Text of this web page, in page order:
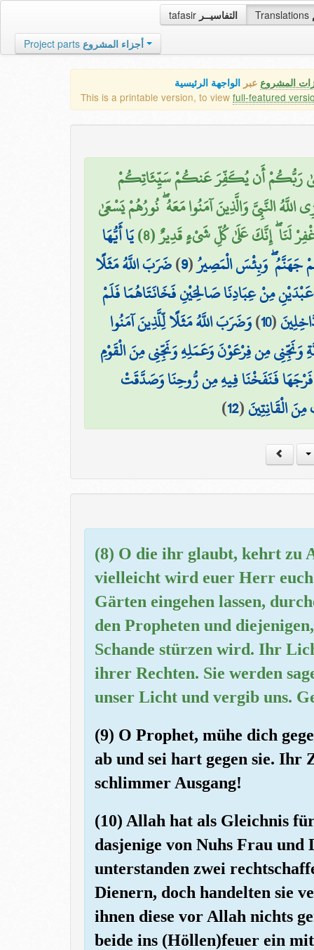
tafasir التفاسيــر Translations
Project parts أجزاء المشروع
المشروع عبر الواجهة الرئيسية
This is a printable version, to view full-featured
عَسَىٰ رَبُّكُمْ أَن يُكَفِّرَ عَنكُمْ سَيِّئَاتِكُمْ
النَّبِيَّ وَالَّذِينَ آمَنُوا مَعَهُ ۖ نُورُهُمْ يَسْعَىٰ
لَنَا ۖ إِنَّكَ عَلَىٰ كُلِّ شَيْءٍ قَدِيرٌ (8) يَا أَيُّهَا
جَهَنَّمُ ۖ وَبِئْسَ الْمَصِيرُ(
9
)ضَرَبَ اللَّهُ مَثَلًا
مِنْ عِبَادِنَا صَالِحَيْنِ فَخَانَتَاهُمَا فَلَمْ
(
10
)وَضَرَبَ اللَّهُ مَثَلًا لِّلَّذِينَ آمَنُوا
وَنَجِّنِي مِن فِرْعَوْنَ وَعَمَلِهِ وَنَجِّنِي مِنَ الْقَوْمِ
فَنَفَخْنَا فِيهِ مِن رُّوحِنَا وَصَدَّقَتْ
الْقَانِتِينَ(
12
)
(8) O die ihr glaubt, kehrt zu
vielleicht wird euer Herr
Gärten eingehen lassen,
den Propheten und
Schande stürzen wird. Ihr
ihrer Rechten. Sie werden
unser Licht und vergib uns.
(9) O Prophet, mühe dich
ab und sei hart gegen sie.
schlimmer Ausgang!
(10) Allah hat als Gleichnis
dasjenige von Nuhs Frau und
unterstanden zwei
Dienern, doch handelten sie
ihnen diese vor Allah nichts
beide ins (Höllen)feuer ein